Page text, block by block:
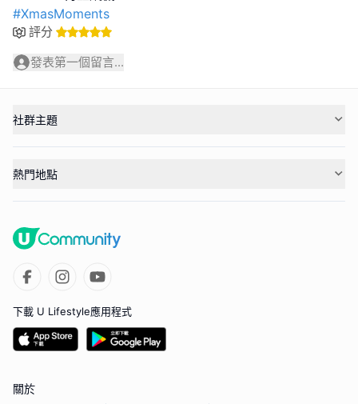
#XmasMoments
評分
發表第一個留言...
社群主題
熱門地點
下載 U Lifestyle應用程式
關於